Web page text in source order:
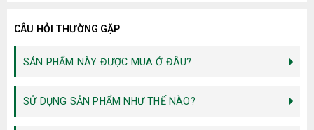
CÂU HỎI THƯỜNG GẶP
SẢN PHẨM NÀY ĐƯỢC MUA Ở ĐÂU?
SỬ DỤNG SẢN PHẨM NHƯ THẾ NÀO?